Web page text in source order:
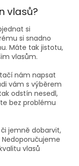
vlasů?
si
si snadno
Máte tak jistotu,
vlasům.
nám napsat
vám s výběrem
odstín nesedl,
bez problému
jemně dobarvit,
vlasů